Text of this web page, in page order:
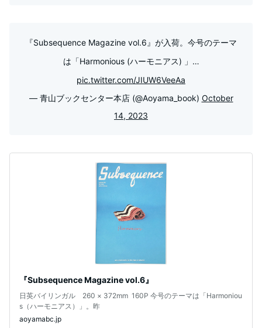
『Subsequence Magazine vol.6』が入荷。今号のテーマ
は「Harmonious (ハーモニアス) 」…
pic.twitter.com/JIUW6VeeAa
— 青山ブックセンター本店 (@Aoyama_book) October
14, 2023
『Subsequence Magazine vol.6』
日英バイリンガル 260 × 372mm 160P 今号のテーマは「Harmoniou
s（ハーモニアス）」。昨
aoyamabc.jp